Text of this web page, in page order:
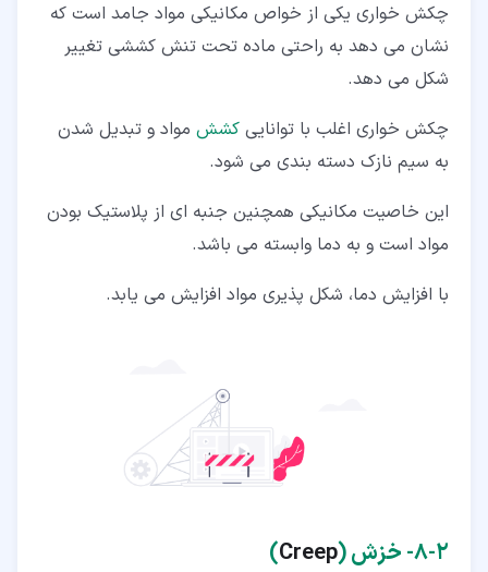
چکش خواری یکی از خواص مکانیکی مواد جامد است که
نشان می دهد به راحتی ماده تحت تنش کششی تغییر
شکل می دهد.
چکش خواری اغلب با توانایی کشش مواد و تبدیل شدن
به سیم نازک دسته بندی می شود.
این خاصیت مکانیکی همچنین جنبه ای از پلاستیک بودن
مواد است و به دما وابسته می باشد.
با افزایش دما، شکل پذیری مواد افزایش می یابد.
۲‏-‏۸‏- خزش ( Creep
)